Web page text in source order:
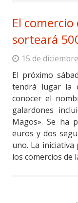
El
sorteará
15 de
El próximo
tendrá lugar la
conocer el
galardones
Magos». Se ha
euros y dos
uno. La
los comercios de